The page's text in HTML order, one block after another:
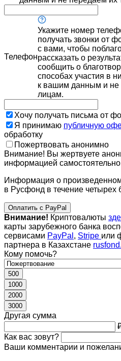
Телефон
Укажите номер
получать звонки от
с вами, чтобы
рассказать о
сообщить о
способах участия в
к вашим данным и не
лицам.
Хочу получать письма от
Я принимаю публичную
обработку
Пожертвовать анонимно
Внимание! Вы жертвуете
информацией
Информация о
в Русфонд в течение четырех
Оплатить с PayPal
Внимание! Криптовалюты
карты зарубежного банка
сервисами PayPal , Stripe или
партнера в Казахстане
Кому помочь?
500
1000
2000
3000
Другая сумма
Как вас зовут?
Ваши комментарии и